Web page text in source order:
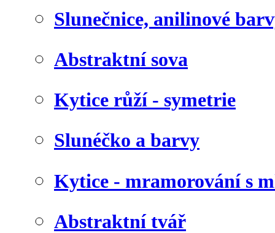
Slunečnice, anilinové
Abstraktní sova
Kytice růží - symetrie
Slunéčko a barvy
Kytice - mramorování s
Abstraktní tvář